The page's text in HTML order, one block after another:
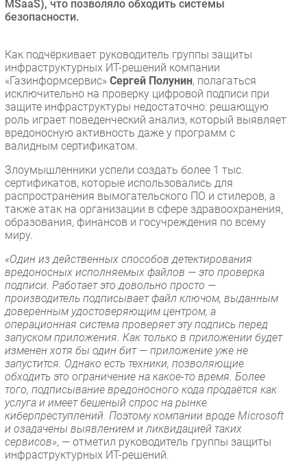
РАЗДЕЛЫ
Аналитика
Интервью
Мероприятия
Проекты
IT класс
Тестовый стенд
Каталог компаний
MSaaS), что позволяло обходить системы
безопасности.
Как подчёркивает руководитель группы защиты
инфраструктурных ИТ-решений компании
«Газинформсервис» Сергей Полунин, полагаться
исключительно на проверку цифровой подписи при
защите инфраструктуры недостаточно: решающую
роль играет поведенческий анализ, который выявляет
вредоносную активность даже у программ с
валидным сертификатом.
Злоумышленники успели создать более 1 тыс.
сертификатов, которые использовались для
распространения вымогательского ПО и стилеров, а
также атак на организации в сфере здравоохранения,
образования, финансов и госучреждения по всему
миру.
«Один из действенных способов детектирования
вредоносных исполняемых файлов — это проверка
подписи. Работает это довольно просто —
производитель подписывает файл ключом, выданным
доверенным удостоверяющим центром, а
операционная система проверяет эту подпись перед
запуском приложения. Как только в приложении будет
изменен хотя бы один бит — приложение уже не
запустится. Однако есть техники, позволяющие
обходить это ограничение на какое-то время. Более
того, подписывание вредоносного кода продаётся как
услуга и имеет бешеный спрос на рынке
киберпреступлений. Поэтому компании вроде Microsoft
и озадачены выявлением и ликвидацией таких
сервисов», — отметил руководитель группы защиты
инфраструктурных ИТ-решений.